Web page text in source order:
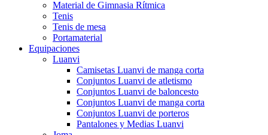
Material de Gimnasia Rítmica
Tenis
Tenis de mesa
Portamaterial
Equipaciones
Luanvi
Camisetas Luanvi de manga corta
Conjuntos Luanvi de atletismo
Conjuntos Luanvi de baloncesto
Conjuntos Luanvi de manga corta
Conjuntos Luanvi de porteros
Pantalones y Medias Luanvi